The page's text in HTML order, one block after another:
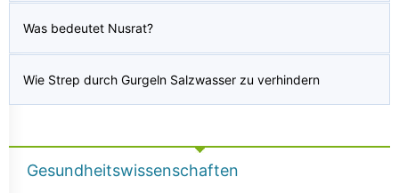
Was bedeutet Nusrat?
Wie Strep durch Gurgeln Salzwasser zu verhindern
Gesundheitswissenschaften